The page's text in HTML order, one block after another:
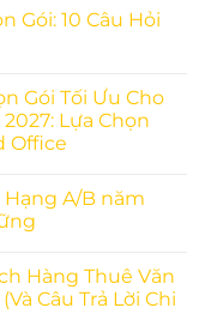
Gói: 10 Câu Hỏi
Gói Tối Ưu Cho
Lựa Chọn
Office
A/B năm
Hàng Thuê Văn
Câu Trả Lời Chi